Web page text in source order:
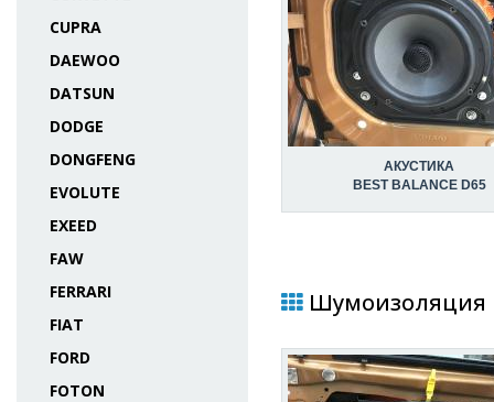
CUPRA
DAEWOO
DATSUN
DODGE
DONGFENG
EVOLUTE
EXEED
FAW
FERRARI
FIAT
FORD
FOTON
АКУСТИКА
BEST BALANCE D65
Шумоизоляция